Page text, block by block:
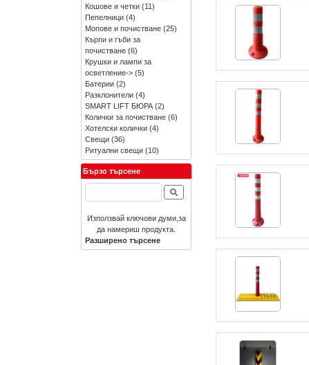
Кошове и четки (11)
Пепелници (4)
Мопове и почистване (25)
Кърпи и гъби за
почистване (6)
Крушки и лампи за
осветление-> (5)
Батерии (2)
Разклонители (4)
SMART LIFT БЮРА (2)
Колички за почистване (6)
Хотелски колички (4)
Свещи (36)
Ритуални свещи (10)
Бързо търсене
Използвай ключови думи,за
да намериш продукта.
Разширено търсене